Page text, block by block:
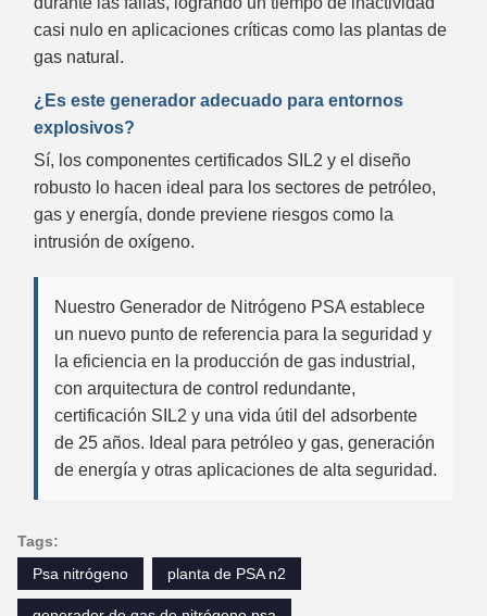
casi nulo en aplicaciones críticas como las plantas de
gas natural.
¿Es este generador adecuado para entornos
explosivos?
Sí, los componentes certificados SIL2 y el diseño
robusto lo hacen ideal para los sectores de petróleo,
gas y energía, donde previene riesgos como la
intrusión de oxígeno.
Nuestro Generador de Nitrógeno PSA establece
un nuevo punto de referencia para la seguridad y
la eficiencia en la producción de gas industrial,
con arquitectura de control redundante,
certificación SIL2 y una vida útil del adsorbente
de 25 años. Ideal para petróleo y gas, generación
de energía y otras aplicaciones de alta seguridad.
Tags:
Psa nitrógeno
planta de PSA n2